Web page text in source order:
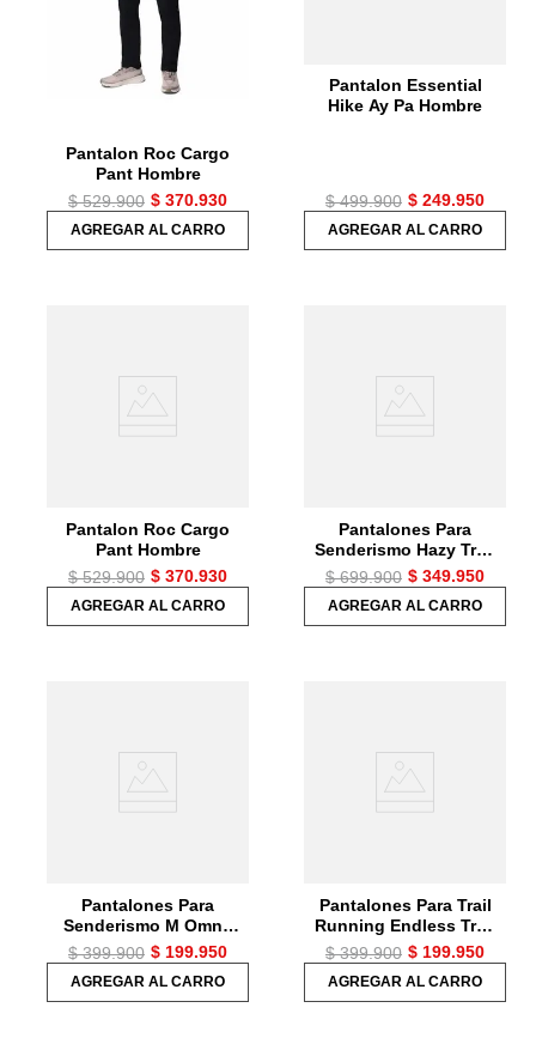
Pantalon Roc Cargo
Pant Hombre
$ 529.900 $ 370.930
AGREGAR AL CARRO
Pantalon Essential
Hike Ay Pa Hombre
$ 499.900 $ 249.950
AGREGAR AL CARRO
Pantalon Roc Cargo
Pant Hombre
$ 529.900 $ 370.930
AGREGAR AL CARRO
Pantalones Para
Senderismo Hazy Trail
Rain Pant Para
Hombre
$ 699.900 $ 349.950
AGREGAR AL CARRO
Pantalones Para
Senderismo M Omni-
Heat Infinity Tight
Hombre
$ 399.900 $ 199.950
AGREGAR AL CARRO
Pantalones Para Trail
Running Endless Trail
Trainn Hombre
$ 399.900 $ 199.950
AGREGAR AL CARRO